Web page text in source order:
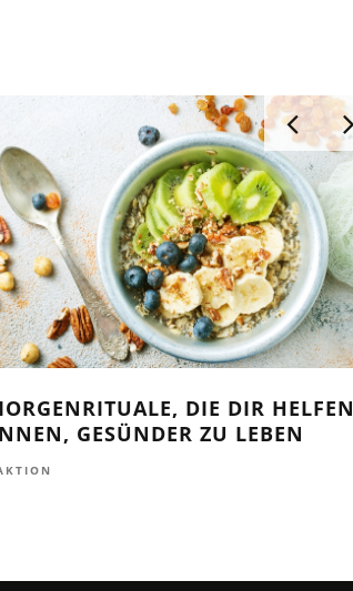
DIE DIR HELFEN
GESÜNDER ZU LEBEN